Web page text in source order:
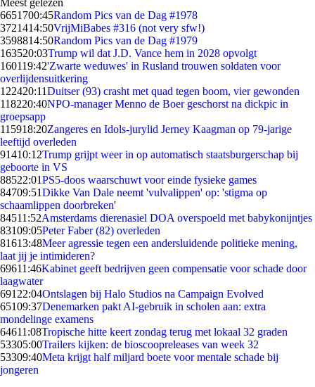
Meest gelezen
6651700:45Random Pics van de Dag #1978
3721414:50VrijMiBabes #316 (not very sfw!)
3598814:50Random Pics van de Dag #1979
163520:03Trump wil dat J.D. Vance hem in 2028 opvolgt
160119:42'Zwarte weduwes' in Rusland trouwen soldaten voor
overlijdensuitkering
122420:11Duitser (93) crasht met quad tegen boom, vier gewonden
118220:40NPO-manager Menno de Boer geschorst na dickpic in
groepsapp
115918:20Zangeres en Idols-jurylid Jerney Kaagman op 79-jarige
leeftijd overleden
91410:12Trump grijpt weer in op automatisch staatsburgerschap bij
geboorte in VS
88522:01PS5-doos waarschuwt voor einde fysieke games
84709:51Dikke Van Dale neemt 'vulvalippen' op: 'stigma op
schaamlippen doorbreken'
84511:52Amsterdams dierenasiel DOA overspoeld met babykonijntjes
83109:05Peter Faber (82) overleden
81613:48Meer agressie tegen een andersluidende politieke mening,
laat jij je intimideren?
69611:46Kabinet geeft bedrijven geen compensatie voor schade door
laagwater
691 22:04Ontslagen bij Halo Studios na Campaign Evolved
65109:37Denemarken pakt AI-gebruik in scholen aan: extra
mondelinge examens
64611:08Tropische hitte keert zondag terug met lokaal 32 graden
53305:00Trailers kijken: de bioscoopreleases van week 32
53309:40Meta krijgt half miljard boete voor mentale schade bij
jongeren